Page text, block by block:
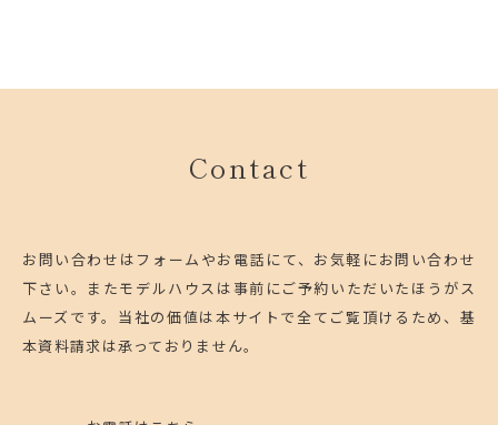
Contact
お問い合わせはフォームやお電話にて、お気軽にお問い合わせ
下さい。 またモデルハウスは事前にご予約いただいたほうがス
ムーズです。 当社の価値は本サイトで全てご覧頂けるため、基
本資料請求は承っておりません。